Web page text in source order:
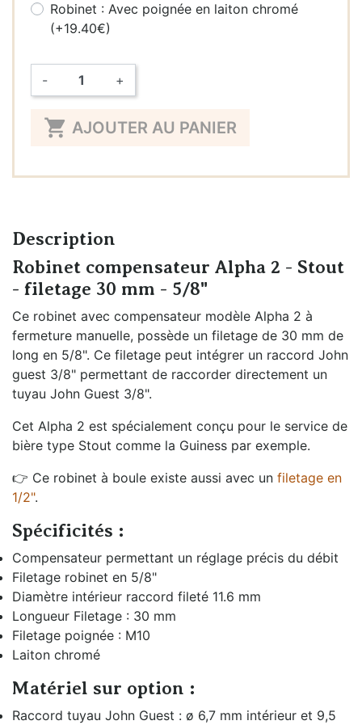
Robinet : Avec poignée en laiton chromé
(+19.40€)
Quantité
- +
 AJOUTER AU PANIER
Description
Robinet compensateur Alpha 2 - Stout
- filetage 30 mm - 5/8"
Ce robinet avec compensateur modèle Alpha 2 à
fermeture manuelle, possède un filetage de 30 mm de
long en 5/8". Ce filetage peut intégrer un raccord John
guest 3/8" permettant de raccorder directement un
tuyau John Guest 3/8".
Cet Alpha 2 est spécialement conçu pour le service de
bière type Stout comme la Guiness par exemple.
👉 Ce robinet à boule existe aussi avec un filetage en
1/2".
Spécificités :
Compensateur permettant un réglage précis du débit
Filetage robinet en 5/8"
Diamètre intérieur raccord fileté 11.6 mm
Longueur Filetage : 30 mm
Filetage poignée : M10
Laiton chromé
Matériel sur option :
Raccord tuyau John Guest : ø 6,7 mm intérieur et 9,5